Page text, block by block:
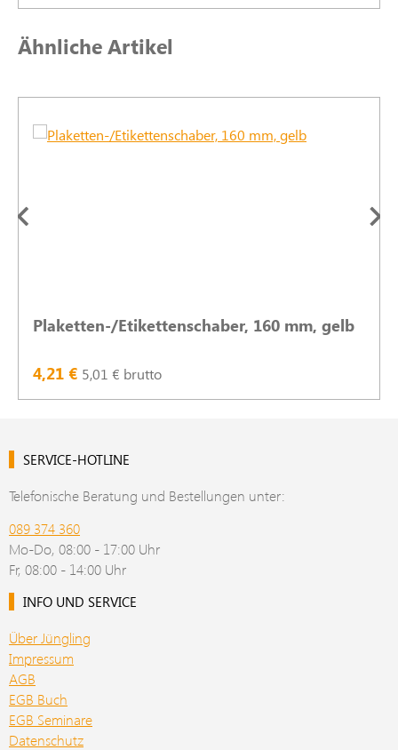
Produktgalerie überspringen
Ähnliche Artikel
Plaketten-/Etikettenschaber, 160 mm, gelb
4,21 € 5,01 € brutto
SERVICE-HOTLINE
Telefonische Beratung und Bestellungen unter:
089 374 360
Mo-Do, 08:00 - 17:00 Uhr
Fr, 08:00 - 14:00 Uhr
INFO UND SERVICE
Über Jüngling
Impressum
AGB
EGB Buch
EGB Seminare
Datenschutz